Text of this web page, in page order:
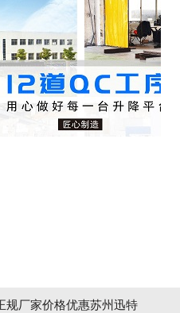
规厂家价格优惠苏州迅特